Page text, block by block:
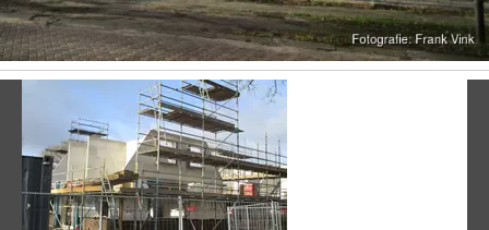
Vorige